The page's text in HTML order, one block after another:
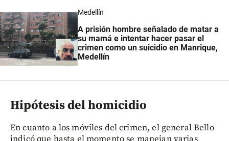
Medellín
A prisión hombre señalado de matar a
su mamá e intentar hacer pasar el
crimen como un suicidio en Manrique,
Medellín
Hipótesis del homicidio
En cuanto a los móviles del crimen, el general Bello
indicó que hasta el momento se manejan varias